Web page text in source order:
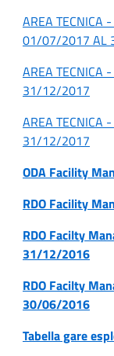
AREA TECNICA
01/07/2017 AL
AREA TECNICA
31/12/2017
AREA TECNICA
31/12/2017
ODA Facility
RDO Facility
RDO Facilty
31/12/2016
RDO Facilty
30/06/2016
Tabella gare